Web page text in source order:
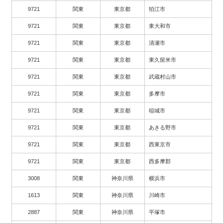
9721 関東 東京都 狛江市
9721 関東 東京都 東大和市
9721 関東 東京都 清瀬市
9721 関東 東京都 東久留米市
9721 関東 東京都 武蔵村山市
9721 関東 東京都 多摩市
9721 関東 東京都 稲城市
9721 関東 東京都 あきる野市
9721 関東 東京都 西東京市
9721 関東 東京都 西多摩郡
3008 関東 神奈川県 横浜市
1613 関東 神奈川県 川崎市
2887 関東 神奈川県 平塚市